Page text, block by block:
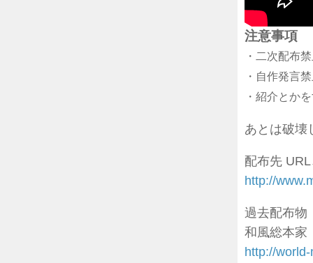
注意事項
・二次配布
・自作発言
・紹介とか
あとは破壊
配布先
http://
過去配布物
和風総本家
http://